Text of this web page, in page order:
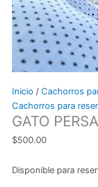
Inicio / Cachorros
Cachorros para
GATO
$500.00
Disponible para